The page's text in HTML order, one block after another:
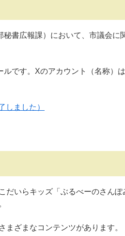
書広報課）において、市議会に
です。Xのアカウント（名称）
しました）
いらキッズ「ぶるべーのさんぽ
まざまなコンテンツがあります